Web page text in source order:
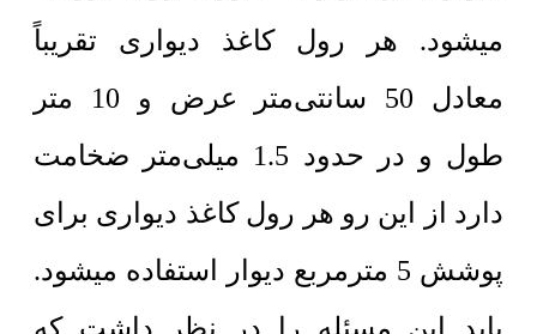
میشود. هر رول کاغذ دیواری تقریباً
معادل 50 سانتی‌متر عرض و 10 متر
طول و در حدود 1.5 میلی‌متر ضخامت
دارد از این رو هر رول کاغذ دیواری برای
پوشش 5 مترمربع دیوار استفاده میشود.